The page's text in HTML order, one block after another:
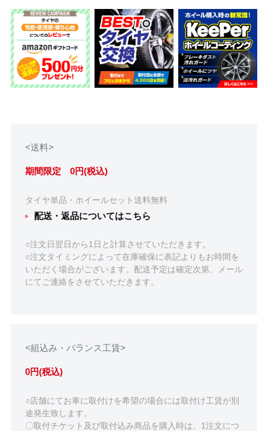
<送料>
期間限定 0円(税込)
タイヤ単品・ホイールセット送料無料
配送・返品についてはこちら
○注文日翌日から1日と計算させていただきます。
○注文タイミングによって在庫確保に表記よりもお時間を
いただく場合がございます。配送予定は確定次第、メール
にてご連絡をさせていただきます。
<組込み・バランス工賃>
0円(税込)
○店舗にてお車に取付けを希望の場合には取付け工賃が別
途発生致します。
〇取付チケット及び取付込み商品を購入時は、1注文につ